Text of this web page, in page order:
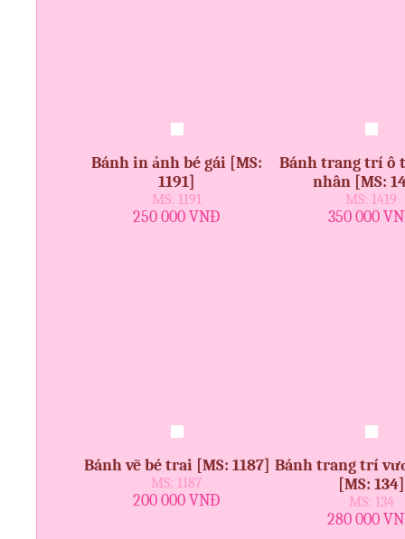
Bánh in ảnh bé gái [MS:
1191]
MS: 1191
250 000 VNĐ
Bánh trang trí ô
nhân [MS:
MS: 1419
350 000
Bánh vẽ bé trai [MS: 1187]
MS: 1187
200 000 VNĐ
Bánh trang trí
[MS: 134]
MS: 134
280 000